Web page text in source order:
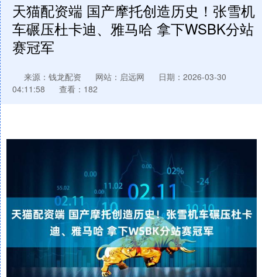
天猫配资端 国产摩托创造历史！张雪机
车碾压杜卡迪、雅马哈 拿下WSBK分站
赛冠军
来源：钱龙配资 网站：启远网
日期：2026-03-30
04:11:58
查看：182